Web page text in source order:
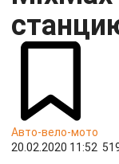
Авто-вело-мото
20.02.2020 11:52